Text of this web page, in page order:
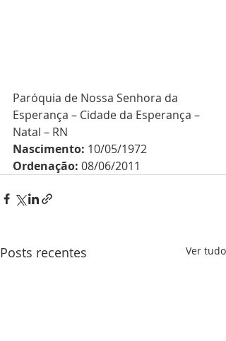
Paróquia de Nossa Senhora da
Esperança – Cidade da Esperança –
Natal – RN
Nascimento: 10/05/1972
Ordenação: 08/06/2011
Posts recentes Ver tudo